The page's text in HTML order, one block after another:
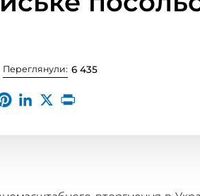
Переглянули: 6 435